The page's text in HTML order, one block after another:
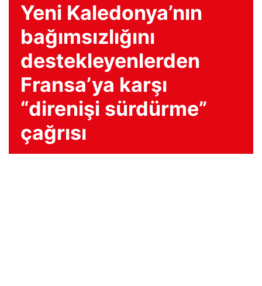
Yeni Kaledonya’nın
bağımsızlığını
destekleyenlerden
Fransa’ya karşı
“direnişi sürdürme”
çağrısı